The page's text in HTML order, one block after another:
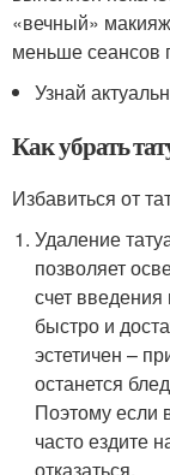
«вечный»
меньше сеансов
Узнай
Как убрать
Избавиться от
Удаление
позволяет
счет
быстро и
эстетичен –
останется
Поэтому если
часто ездите
отказаться.